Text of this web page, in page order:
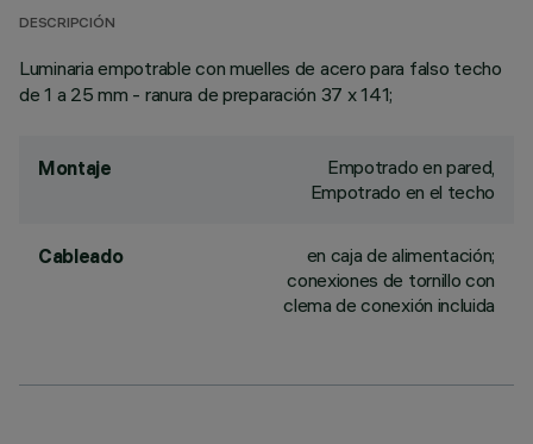
DESCRIPCIÓN
Luminaria empotrable con muelles de acero para falso techo
de 1 a 25 mm - ranura de preparación 37 x 141;
Montaje
Empotrado en pared,
Empotrado en el techo
Cableado
en caja de alimentación;
conexiones de tornillo con
clema de conexión incluida